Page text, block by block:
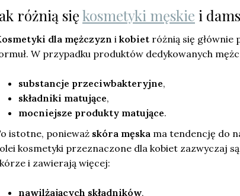
różnią siękosmetyki męskie i
dla mężczyzn i kobiet różnią się głównie
W przypadku produktów dedykowanych
substancje przeciwbakteryjne,
składniki matujące,
mocniejsze produkty matujące.
istotne, ponieważ skóra męska ma tendencję do
kosmetyki przeznaczone dla kobiet zazwyczaj
i zawierają więcej:
nawilżających składników,